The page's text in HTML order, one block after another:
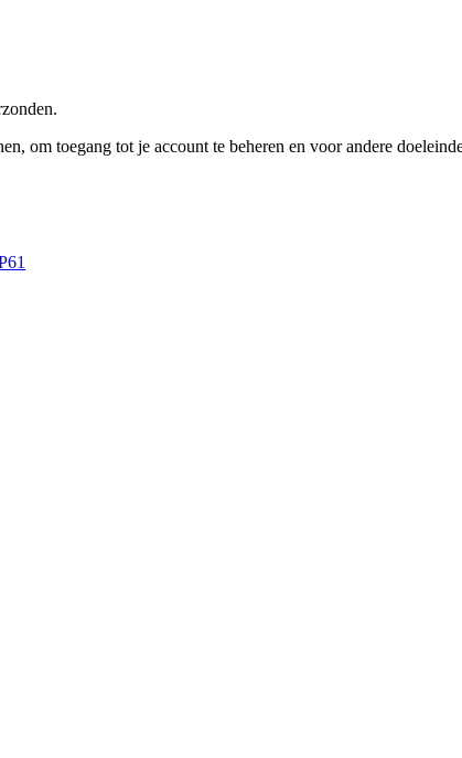
om toegang tot je account te beheren en voor andere